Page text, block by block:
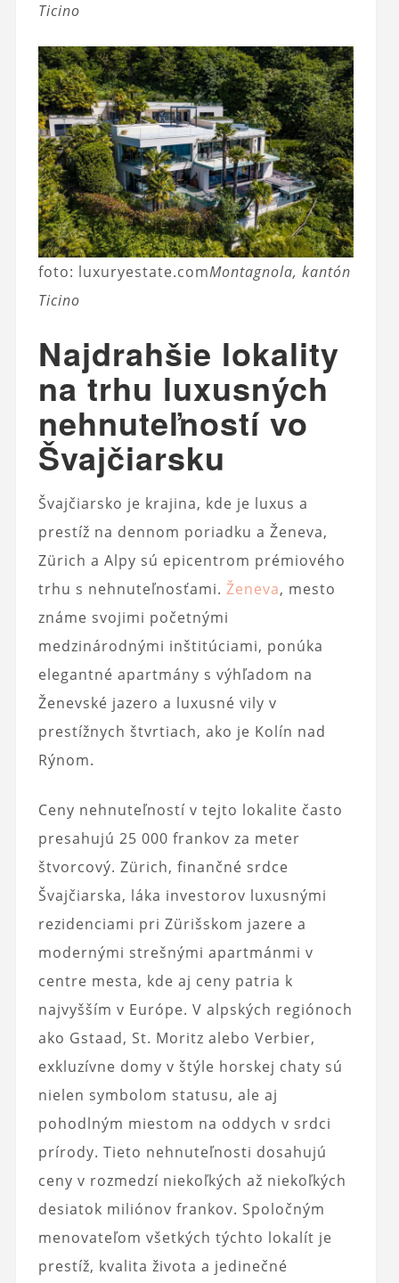
Ticino
foto: luxuryestate.comMontagnola, kantón
Ticino
Najdrahšie lokality
na trhu luxusných
nehnuteľností vo
Švajčiarsku
Švajčiarsko je krajina, kde je luxus a
prestíž na dennom poriadku a Ženeva,
Zürich a Alpy sú epicentrom prémiového
trhu s nehnuteľnosťami. Ženeva, mesto
známe svojimi početnými
medzinárodnými inštitúciami, ponúka
elegantné apartmány s výhľadom na
Ženevské jazero a luxusné vily v
prestížnych štvrtiach, ako je Kolín nad
Rýnom.
Ceny nehnuteľností v tejto lokalite často
presahujú 25 000 frankov za meter
štvorcový. Zürich, finančné srdce
Švajčiarska, láka investorov luxusnými
rezidenciami pri Zürišskom jazere a
modernými strešnými apartmánmi v
centre mesta, kde aj ceny patria k
najvyšším v Európe. V alpských regiónoch
ako Gstaad, St. Moritz alebo Verbier,
exkluzívne domy v štýle horskej chaty sú
nielen symbolom statusu, ale aj
pohodlným miestom na oddych v srdci
prírody. Tieto nehnuteľnosti dosahujú
ceny v rozmedzí niekoľkých až niekoľkých
desiatok miliónov frankov. Spoločným
menovateľom všetkých týchto lokalít je
prestíž, kvalita života a jedinečné